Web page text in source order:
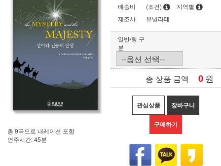
총 9곡으로 내레이션 포함
연주시간: 45분
배송비
(조건)
지역별
제조사
유빌라테
일반/링 구
분
총 상품 금액 0 원
관심상품 장바구니
구매하기